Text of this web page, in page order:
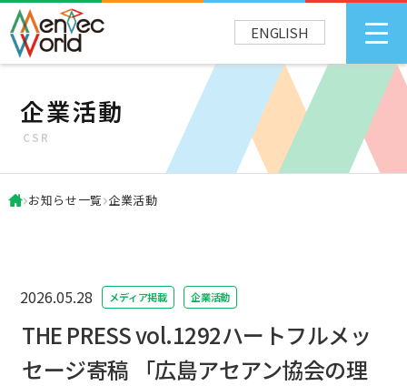
ENGLISH
企業活動
CSR
お知らせ一覧 企業活動
2026.05.28 メディア掲載 企業活動
THE PRESS vol.1292ハートフルメッ
セージ寄稿 「広島アセアン協会の理